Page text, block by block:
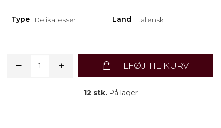
Type Delikatesser Land Italiensk
TILFØJ TIL KURV
12 stk.På lager